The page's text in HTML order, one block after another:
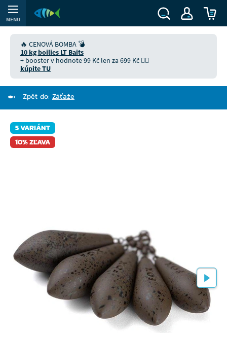
MENU
🔥 CENOVÁ BOMBA 💣
10 kg boilies LT Baits
+ booster v hodnote 99 Kč len za 699 Kč 👉🏻
kúpite TU
Zpět do: Záťaže
5 VARIÁNT
10% ZĽAVA